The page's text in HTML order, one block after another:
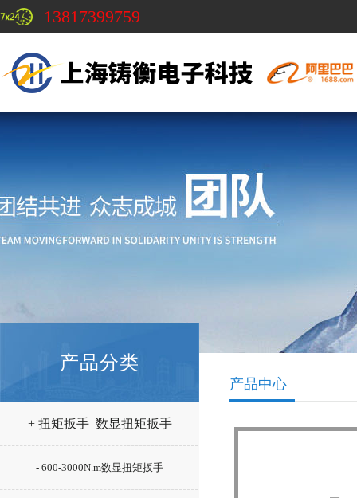
13817399759
产品分类
+ 扭矩扳手_数显扭矩扳手
- 600-3000N.m数显扭矩扳手
产品中心